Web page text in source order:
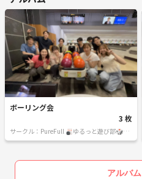
ボーリング会
3 枚
サークル：PureFull 🎳ゆるっと遊び部🎲一
人参加でも気軽に気楽に🐥
アルバ